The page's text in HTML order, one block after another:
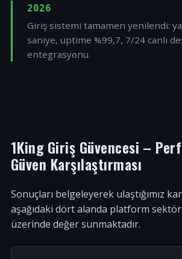
2026
Giriş sistemi tamamen yenilendi:
saniye, uptime %99,7, 7/24 canlı
entegrasyonu.
1King Giriş Güvencesi –
Güven Karşılaştırması
Sonuçları belgeleyerek ulaştığımız
aşağıdaki dört alanda platform sektör
üzerinde değer sunmaktadır.